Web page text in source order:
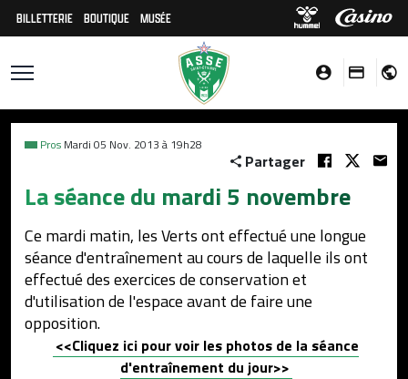
BILLETTERIE BOUTIQUE MUSÉE
Pros Mardi 05 Nov. 2013 à 19h28
Partager
La séance du mardi 5 novembre
Ce mardi matin, les Verts ont effectué une longue
séance d'entraînement au cours de laquelle ils ont
effectué des exercices de conservation et
d'utilisation de l'espace avant de faire une
opposition.
<<Cliquez ici pour voir les photos de la séance
d'entraînement du jour>>